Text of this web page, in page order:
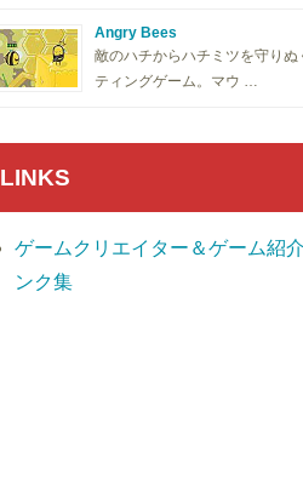
Angry Bees
敵のハチからハチミツを守りぬ
ティングゲーム。マウ …
LINKS
ゲームクリエイター＆ゲーム紹
ンク集